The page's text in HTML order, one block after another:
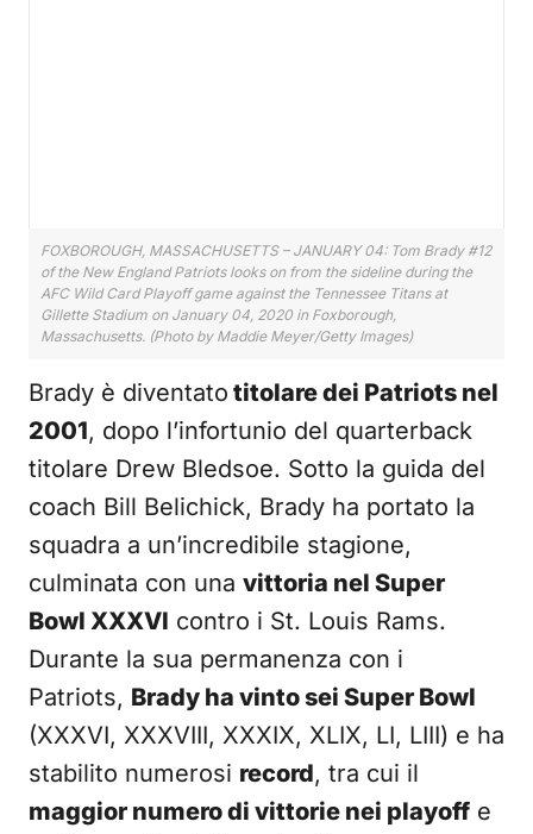
FOXBOROUGH, MASSACHUSETTS – JANUARY 04: Tom Brady #12
of the New England Patriots looks on from the sideline during the
AFC Wild Card Playoff game against the Tennessee Titans at
Gillette Stadium on January 04, 2020 in Foxborough,
Massachusetts. (Photo by Maddie Meyer/Getty Images)
Brady è diventato titolare dei Patriots nel
2001, dopo l’infortunio del quarterback
titolare Drew Bledsoe. Sotto la guida del
coach Bill Belichick, Brady ha portato la
squadra a un’incredibile stagione,
culminata con una vittoria nel Super
Bowl XXXVI contro i St. Louis Rams.
Durante la sua permanenza con i
Patriots, Brady ha vinto sei Super Bowl
(XXXVI, XXXVIII, XXXIX, XLIX, LI, LIII) e ha
stabilito numerosi record, tra cui il
maggior numero di vittorie nei playoff e